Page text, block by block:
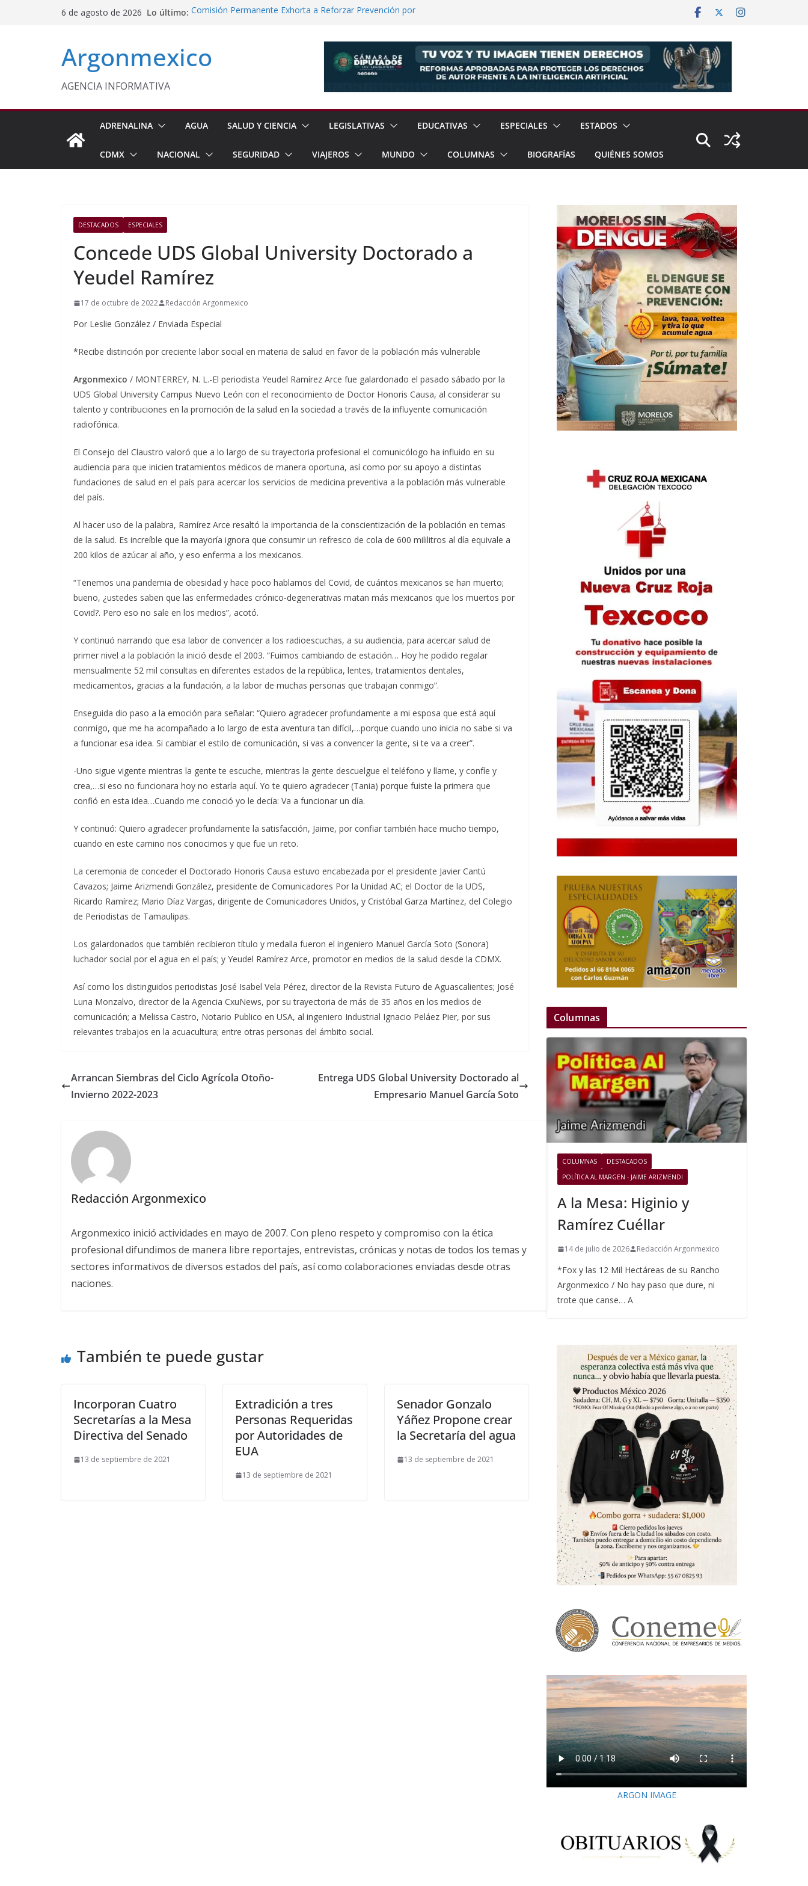
6 de agosto de 2026 Lo último: Comisión Permanente Exhorta a Reforzar Prevención por
Javier Saldaña Fortalece Aspiración con Multitudinario Evento
Reconoce ANTAD Morelos Estrategias de Seguridad de la
Siembra de 6.6 Millones de Árboles
Argonmexico
AGENCIA INFORMATIVA
ADRENALINA AGUA SALUD Y CIENCIA LEGISLATIVAS EDUCATIVAS ESPECIALES ESTADOS
CDMX NACIONAL SEGURIDAD VIAJEROS MUNDO COLUMNAS BIOGRAFÍAS QUIÉNES SOMOS
DESTACADOS ESPECIALES
Concede UDS Global University Doctorado a
Yeudel Ramírez
17 de octubre de 2022 Redacción Argonmexico
Por Leslie González / Enviada Especial
*Recibe distinción por creciente labor social en materia de salud en favor de la población más vulnerable
Argonmexico / MONTERREY, N. L.-El periodista Yeudel Ramírez Arce fue galardonado el pasado sábado por la
UDS Global University Campus Nuevo León con el reconocimiento de Doctor Honoris Causa, al considerar su
talento y contribuciones en la promoción de la salud en la sociedad a través de la influyente comunicación
radiofónica.
El Consejo del Claustro valoró que a lo largo de su trayectoria profesional el comunicólogo ha influido en su
audiencia para que inicien tratamientos médicos de manera oportuna, así como por su apoyo a distintas
fundaciones de salud en el país para acercar los servicios de medicina preventiva a la población más vulnerable
del país.
Al hacer uso de la palabra, Ramírez Arce resaltó la importancia de la conscientización de la población en temas
de la salud. Es increíble que la mayoría ignora que consumir un refresco de cola de 600 mililitros al día equivale a
200 kilos de azúcar al año, y eso enferma a los mexicanos.
“Tenemos una pandemia de obesidad y hace poco hablamos del Covid, de cuántos mexicanos se han muerto;
bueno, ¿ustedes saben que las enfermedades crónico-degenerativas matan más mexicanos que los muertos por
Covid?. Pero eso no sale en los medios”, acotó.
Y continuó narrando que esa labor de convencer a los radioescuchas, a su audiencia, para acercar salud de
primer nivel a la población la inició desde el 2003. “Fuimos cambiando de estación… Hoy he podido regalar
mensualmente 52 mil consultas en diferentes estados de la república, lentes, tratamientos dentales,
medicamentos, gracias a la fundación, a la labor de muchas personas que trabajan conmigo”.
Enseguida dio paso a la emoción para señalar: “Quiero agradecer profundamente a mi esposa que está aquí
conmigo, que me ha acompañado a lo largo de esta aventura tan difícil,…porque cuando uno inicia no sabe si va
a funcionar esa idea. Si cambiar el estilo de comunicación, si vas a convencer la gente, si te va a creer”.
-Uno sigue vigente mientras la gente te escuche, mientras la gente descuelgue el teléfono y llame, y confíe y
crea,…si eso no funcionara hoy no estaría aquí. Yo te quiero agradecer (Tania) porque fuiste la primera que
confió en esta idea…Cuando me conoció yo le decía: Va a funcionar un día.
Y continuó: Quiero agradecer profundamente la satisfacción, Jaime, por confiar también hace mucho tiempo,
cuando en este camino nos conocimos y que fue un reto.
La ceremonia de conceder el Doctorado Honoris Causa estuvo encabezada por el presidente Javier Cantú
Cavazos; Jaime Arizmendi González, presidente de Comunicadores Por la Unidad AC; el Doctor de la UDS,
Ricardo Ramírez; Mario Díaz Vargas, dirigente de Comunicadores Unidos, y Cristóbal Garza Martínez, del Colegio
de Periodistas de Tamaulipas.
Los galardonados que también recibieron título y medalla fueron el ingeniero Manuel García Soto (Sonora)
luchador social por el agua en el país; y Yeudel Ramírez Arce, promotor en medios de la salud desde la CDMX.
Así como los distinguidos periodistas José Isabel Vela Pérez, director de la Revista Futuro de Aguascalientes; José
Luna Monzalvo, director de la Agencia CxuNews, por su trayectoria de más de 35 años en los medios de
comunicación; a Melissa Castro, Notario Publico en USA, al ingeniero Industrial Ignacio Peláez Pier, por sus
relevantes trabajos en la acuacultura; entre otras personas del ámbito social.
Arrancan Siembras del Ciclo Agrícola Otoño-
Invierno 2022-2023
Entrega UDS Global University Doctorado al
Empresario Manuel García Soto
Redacción Argonmexico
Argonmexico inició actividades en mayo de 2007. Con pleno respeto y compromiso con la ética
profesional difundimos de manera libre reportajes, entrevistas, crónicas y notas de todos los temas y
sectores informativos de diversos estados del país, así como colaboraciones enviadas desde otras
naciones.
También te puede gustar
Incorporan Cuatro
Secretarías a la Mesa
Directiva del Senado
13 de septiembre de 2021
Extradición a tres
Personas Requeridas
por Autoridades de
EUA
13 de septiembre de 2021
Senador Gonzalo
Yáñez Propone crear
la Secretaría del agua
13 de septiembre de 2021
Columnas
COLUMNAS
DESTACADOS
POLÍTICA AL MARGEN - JAIME ARIZMENDI
A la Mesa: Higinio y
Ramírez Cuéllar
14 de julio de 2026 Redacción Argonmexico
*Fox y las 12 Mil Hectáreas de su Rancho
Argonmexico / No hay paso que dure, ni
trote que canse… A
ARGON IMAGE